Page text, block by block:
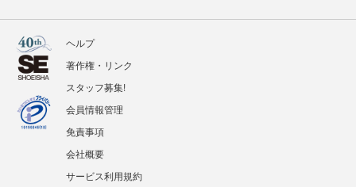
ヘルプ
著作権・リンク
スタッフ募集!
会員情報管理
免責事項
会社概要
サービス利用規約